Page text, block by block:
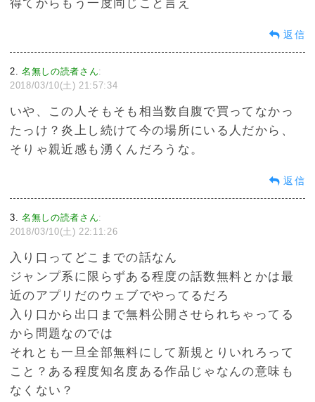
得てからもう一度同じこと言え
返信
2 名無しの読者さん:
2018/03/10(土) 21:57:34
いや、この人そもそも相当数自腹で買ってなかっ
たっけ？炎上し続けて今の場所にいる人だから、
そりゃ親近感も湧くんだろうな。
返信
3 名無しの読者さん:
2018/03/10(土) 22:11:26
入り口ってどこまでの話なん
ジャンプ系に限らずある程度の話数無料とかは最
近のアプリだのウェブでやってるだろ
入り口から出口まで無料公開させられちゃってる
から問題なのでは
それとも一旦全部無料にして新規とりいれろって
こと？ある程度知名度ある作品じゃなんの意味も
なくない？